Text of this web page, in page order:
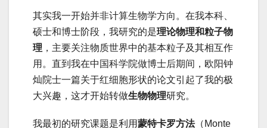
其实我一开始并非计算生物学方向。在我本科、
硕士和博士阶段，我研究的是理论物理和粒子物
理 ，主要关注物质世界中的基本粒子及其相互作
用。直到我在中国科学院做博士后期间，欧阳钟
灿院士一篇关于红细胞形状的论文引起了我的极
大兴趣，这才开始转做生物物理研究。
我最初的研究课题是利用蒙特卡罗方法（Monte